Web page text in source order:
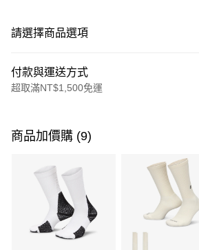
請選擇商品選項
付款與運送方式
超取滿NT$1,500免運
信用卡一次付款
3 期 0 利率 每期
合作金庫商業銀行
第一商
華南商業銀行
彰化商業
上海商業儲蓄銀行
Apple Pay
商品加價購 (9)